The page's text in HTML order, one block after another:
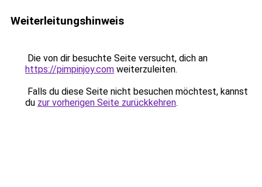
Weiterleitungshinweis
Die von dir besuchte Seite versucht, dich an
https://pimpinjoy.com weiterzuleiten.
Falls du diese Seite nicht besuchen möchtest, kannst
du zur vorherigen Seite zurückkehren.